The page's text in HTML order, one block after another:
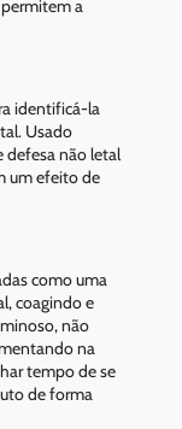
a
identificá-la
Usado
defesa não letal
um efeito de
como uma
coagindo e
não
na
tempo de se
de forma